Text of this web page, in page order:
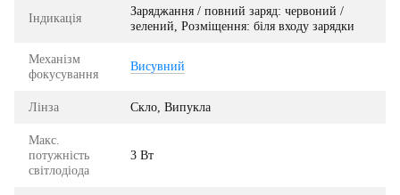
Індикація
Заряджання / повний заряд: червоний /
зелений, Розміщення: біля входу зарядки
Механізм
фокусування
Висувний
Лінза Скло, Випукла
Макс.
потужність
світлодіода
3 Вт